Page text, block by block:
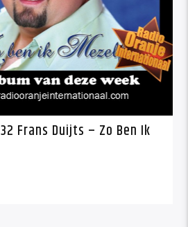
Album V/D Week 32 Frans Duijts